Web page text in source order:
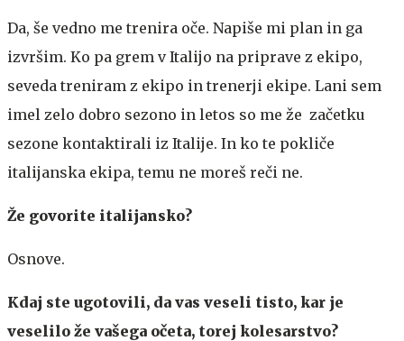
Da, še vedno me trenira oče. Napiše mi plan in ga
izvršim. Ko pa grem v Italijo na priprave z ekipo,
seveda treniram z ekipo in trenerji ekipe. Lani sem
imel zelo dobro sezono in letos so me že začetku
sezone kontaktirali iz Italije. In ko te pokliče
italijanska ekipa, temu ne moreš reči ne.
Že govorite italijansko?
Osnove.
Kdaj ste ugotovili, da vas veseli tisto, kar je
veselilo že vašega očeta, torej kolesarstvo?